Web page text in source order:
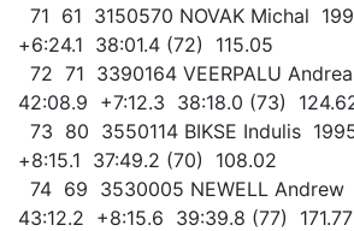
71 61 3150570 NOVAK Michal
+6:24.1 38:01.4 (72) 115.05
72 71 3390164 VEERPALU
42:08.9 +7:12.3 38:18.0 (73)
73 80 3550114 BIKSE Indulis
+8:15.1 37:49.2 (70) 108.02
74 69 3530005 NEWELL
43:12.2 +8:15.6 39:39.8 (77) 171.77